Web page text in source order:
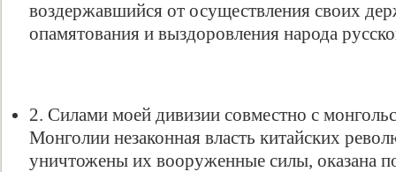
воздержавшийся от осуществления своих
опамятования и выздоровления народа
2. Силами моей дивизии совместно с
Монголии незаконная власть китайских
уничтожены их вооруженные силы, оказана